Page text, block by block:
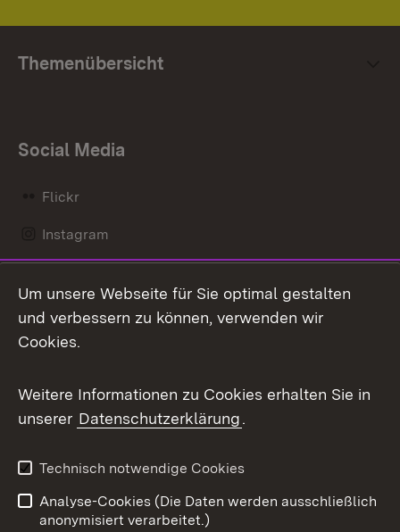
Themenübersicht
Social Media
Flickr
Instagram
Mastodon
Messenger
Social Wall
X / Twitter
Youtube
Um unsere Webseite für Sie optimal gestalten
und verbessern zu können, verwenden wir
Cookies.
Weitere Informationen zu Cookies erhalten Sie in
unserer Datenschutzerklärung.
Technisch notwendige Cookies
Analyse-Cookies (Die Daten werden ausschließlich
anonymisiert verarbeitet.)